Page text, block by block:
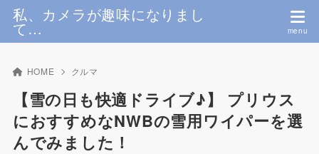
私、カメラが趣味になりまし
て…
HOME クルマ
【雪の日も快適ドライブ♪】 プリウス
におすすめなNWBの雪用ワイパーを選
んでみました！